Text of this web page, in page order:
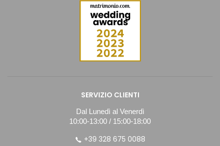
SERVIZIO CLIENTI
Dal Lunedì al Venerdì
10:00-13:00 / 15:00-18:00
+39 328 675 0088